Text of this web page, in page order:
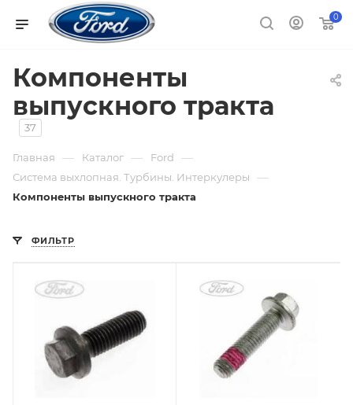
0
Компоненты
выпускного тракта
37
Главная — Каталог — Ford —
Система выхлопная. Турбины. Интеркулеры —
Компоненты выпускного тракта
ФИЛЬТР